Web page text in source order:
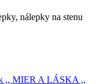
nálepky na stenu